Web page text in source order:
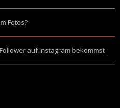
Fotos?
auf Instagram bekommst